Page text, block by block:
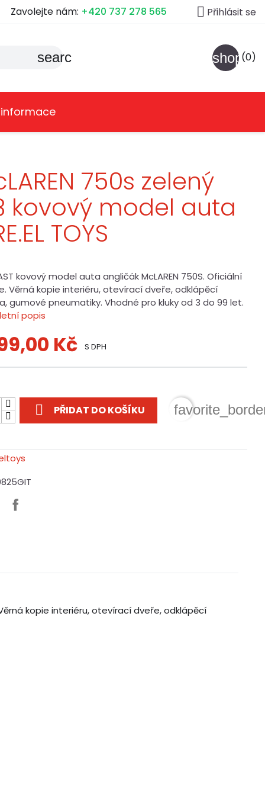
Zavolejte nám: +420 737 278 565  Přihlásit se
search (0)
750s zelený
kovový model auta
TOYS
kovový model auta angličák McLAREN 750S. Oficiální
Věrná kopie interiéru, otevírací dveře, odklápěcí
gumové pneumatiky. Vhodné pro kluky od 3 do 99 let.
popis
Kč S DPH
 PŘIDAT DO KOŠÍKU
kopie interiéru, otevírací dveře, odklápěcí